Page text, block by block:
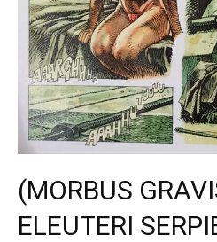
(MORBUS
ELEUTERI